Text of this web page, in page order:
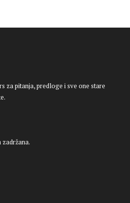
za pitanja, predloge i sve one stare
zadržana.